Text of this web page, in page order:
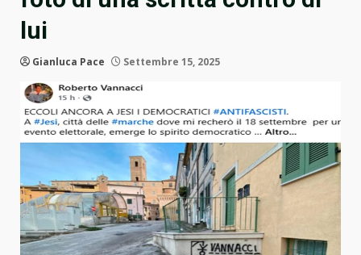
lui
Gianluca Pace Settembre 15, 2025